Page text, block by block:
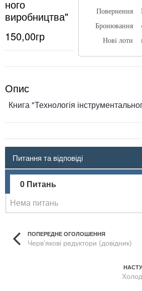
ного
виробництва"
150,00гр
Повернення
Бронювання
Нові лоти
Опис
Книга "Технологія
Питання та відповіді
0 Питань
Нема питань
ПОПЕРЕДНЕ ОГОЛОШЕННЯ
Черв'якові редуктори (довідник)